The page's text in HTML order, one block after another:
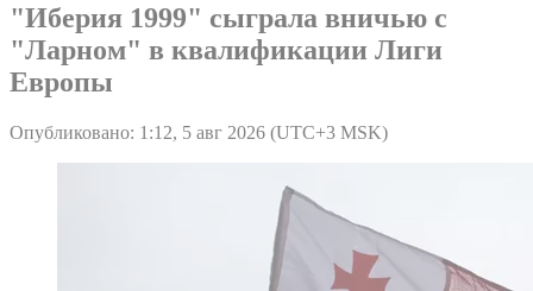
"Иберия 1999" сыграла вничью с
"Ларном" в квалификации Лиги
Европы
Опубликовано: 1:12, 5 авг 2026 (UTC+3 MSK)